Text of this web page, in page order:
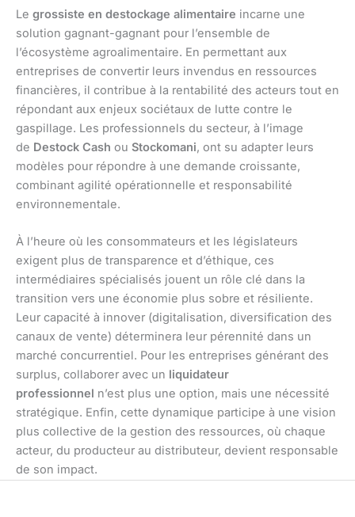
Le grossiste en destockage alimentaire incarne une
solution gagnant-gagnant pour l’ensemble de
l’écosystème agroalimentaire. En permettant aux
entreprises de convertir leurs invendus en ressources
financières, il contribue à la rentabilité des acteurs tout en
répondant aux enjeux sociétaux de lutte contre le
gaspillage. Les professionnels du secteur, à l’image
de Destock Cash ou Stockomani, ont su adapter leurs
modèles pour répondre à une demande croissante,
combinant agilité opérationnelle et responsabilité
environnementale.
À l’heure où les consommateurs et les législateurs
exigent plus de transparence et d’éthique, ces
intermédiaires spécialisés jouent un rôle clé dans la
transition vers une économie plus sobre et résiliente.
Leur capacité à innover (digitalisation, diversification des
canaux de vente) déterminera leur pérennité dans un
marché concurrentiel. Pour les entreprises générant des
surplus, collaborer avec un liquidateur
professionnel n’est plus une option, mais une nécessité
stratégique. Enfin, cette dynamique participe à une vision
plus collective de la gestion des ressources, où chaque
acteur, du producteur au distributeur, devient responsable
de son impact.